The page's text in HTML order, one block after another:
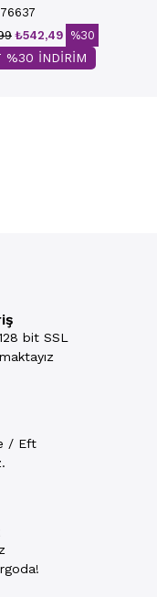
₺542,49 %30
%30 İNDİRİM
bit SSL
/ Eft